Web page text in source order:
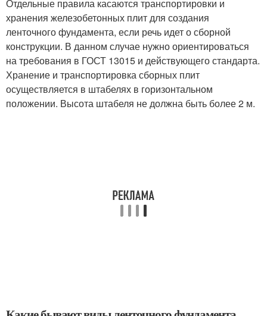
Отдельные правила касаются транспортировки и
хранения железобетонных плит для создания
ленточного фундамента, если речь идет о сборной
конструкции. В данном случае нужно ориентироваться
на требования в ГОСТ 13015 и действующего стандарта.
Хранение и транспортировка сборных плит
осуществляется в штабелях в горизонтальном
положении. Высота штабеля не должна быть более 2 м.